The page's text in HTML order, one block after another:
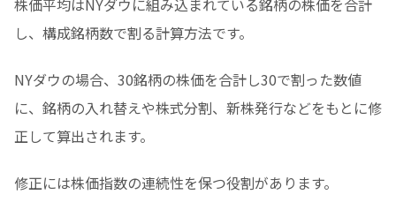
株価平均はNYダウに組み込まれている銘柄の株価を合計
し、構成銘柄数で割る計算方法です。
NYダウの場合、30銘柄の株価を合計し30で割った数値
に、銘柄の入れ替えや株式分割、新株発行などをもとに修
正して算出されます。
修正には株価指数の連続性を保つ役割があります。